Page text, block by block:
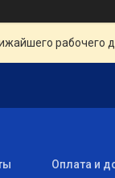
рабочего
Оплата и